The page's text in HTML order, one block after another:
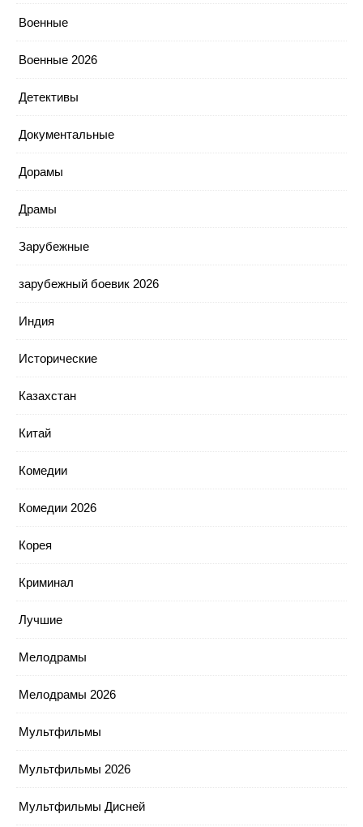
Военные
Военные 2026
Детективы
Документальные
Дорамы
Драмы
Зарубежные
зарубежный боевик 2026
Индия
Исторические
Казахстан
Китай
Комедии
Комедии 2026
Корея
Криминал
Лучшие
Мелодрамы
Мелодрамы 2026
Мультфильмы
Мультфильмы 2026
Мультфильмы Дисней